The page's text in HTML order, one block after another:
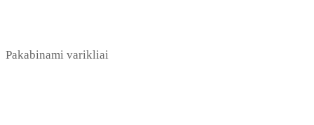
Pakabinami varikliai